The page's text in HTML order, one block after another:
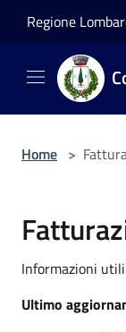
Regione
Home >
Informazioni
Ultimo